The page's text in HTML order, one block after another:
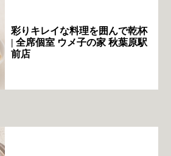
彩りキレイな料理を囲んで乾杯
| 全席個室 ウメ子の家 秋葉原駅
前店